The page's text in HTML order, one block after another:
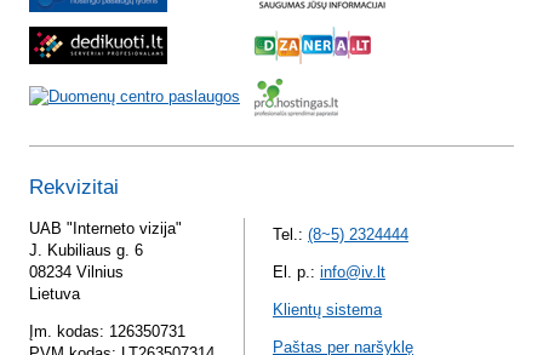
Rekvizitai
UAB "Interneto vizija"
J. Kubiliaus g. 6
08234 Vilnius
Lietuva
Įm. kodas: 126350731
Tel.: (8~5) 2324444
El. p.: info@iv.lt
Klientų sistema
Paštas per naršyklę